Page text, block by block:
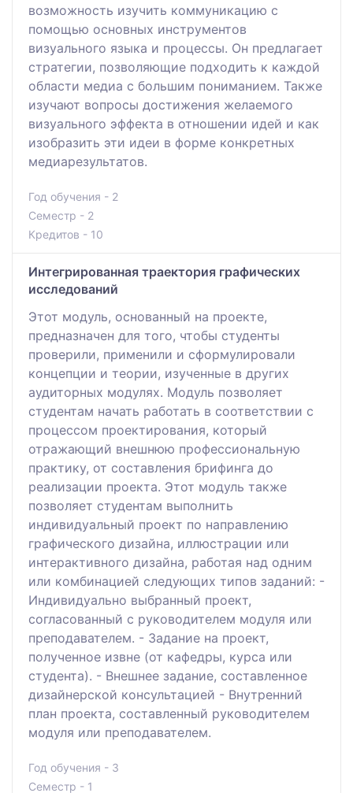
возможность изучить коммуникацию с
помощью основных инструментов
визуального языка и процессы. Он предлагает
стратегии, позволяющие подходить к каждой
области медиа с большим пониманием. Также
изучают вопросы достижения желаемого
визуального эффекта в отношении идей и как
изобразить эти идеи в форме конкретных
медиарезультатов.
Год обучения - 2
Семестр - 2
Кредитов - 10
Интегрированная траектория графических
исследований
Этот модуль, основанный на проекте,
предназначен для того, чтобы студенты
проверили, применили и сформулировали
концепции и теории, изученные в других
аудиторных модулях. Модуль позволяет
студентам начать работать в соответствии с
процессом проектирования, который
отражающий внешнюю профессиональную
практику, от составления брифинга до
реализации проекта. Этот модуль также
позволяет студентам выполнить
индивидуальный проект по направлению
графического дизайна, иллюстрации или
интерактивного дизайна, работая над одним
или комбинацией следующих типов заданий: -
Индивидуально выбранный проект,
согласованный с руководителем модуля или
преподавателем. - Задание на проект,
полученное извне (от кафедры, курса или
студента). - Внешнее задание, составленное
дизайнерской консультацией - Внутренний
план проекта, составленный руководителем
модуля или преподавателем.
Год обучения - 3
Семестр - 1